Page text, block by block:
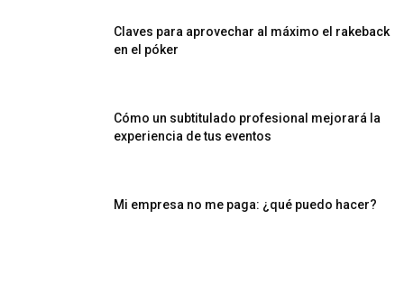
Claves para aprovechar al máximo el rakeback
en el póker
Cómo un subtitulado profesional mejorará la
experiencia de tus eventos
Mi empresa no me paga: ¿qué puedo hacer?